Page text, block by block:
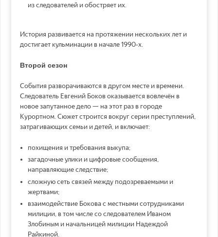
из следователей и обостряет их.
История развивается на протяжении нескольких лет и
достигает кульминации в начале 1990‑х.
Второй сезон
События разворачиваются в другом месте и времени.
Следователь Евгений Боков оказывается вовлечён в
новое запутанное дело — на этот раз в городе
Курортном. Сюжет строится вокруг серии преступлений,
затрагивающих семьи и детей, и включает:
похищения и требования выкупа;
загадочные улики и цифровые сообщения,
направляющие следствие;
сложную сеть связей между подозреваемыми и
жертвами;
взаимодействие Бокова с местными сотрудниками
милиции, в том числе со следователем Иваном
Злобиным и начальницей милиции Надеждой
Райкиной.